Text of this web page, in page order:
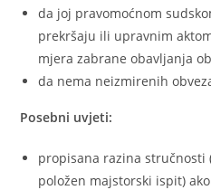
da joj pravomoćnom
prekršaju ili upravnim
mjera zabrane obavljanja
da nema neizmirenih
Posebni uvjeti:
propisana razina
položen majstorski ispit)